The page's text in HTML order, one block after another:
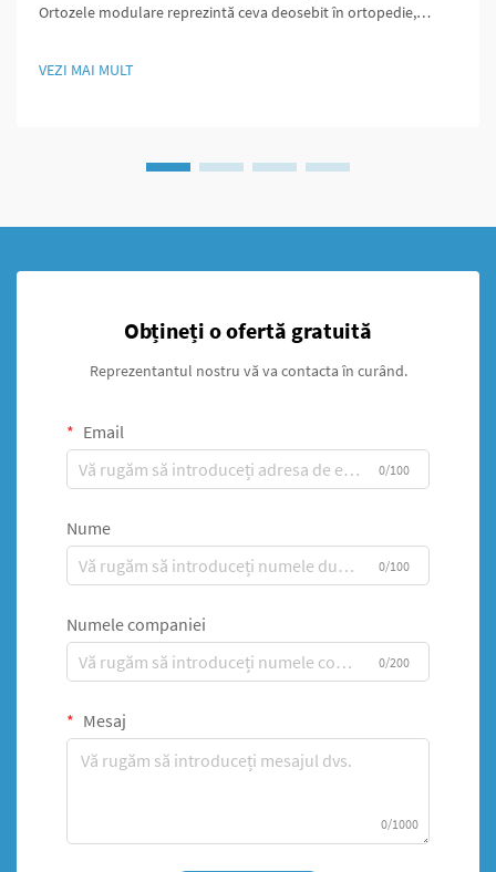
Ortozele modulare reprezintă ceva deosebit în ortopedie,
Ceea ce face aceste ortoze să iasă în evidență este...
VEZI MAI MULT
Obțineți o ofertă gratuită
Reprezentantul nostru vă va contacta în curând.
Email
0/100
Nume
0/100
Numele companiei
0/200
Mesaj
0/1000